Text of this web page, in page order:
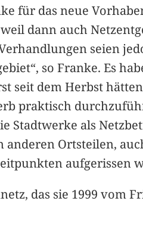
für das neue
dann auch
seien
so Franke. Es
seit dem Herbst
praktisch
Stadtwerke als
anderen Ortsteilen,
aufgerissen
das sie 1999 vom